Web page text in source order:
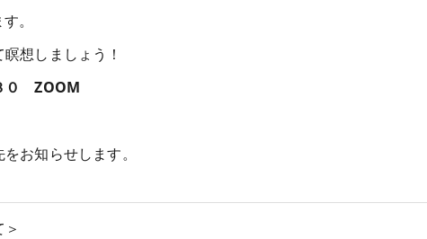
。
想しましょう！
０ ZOOM
お知らせします。